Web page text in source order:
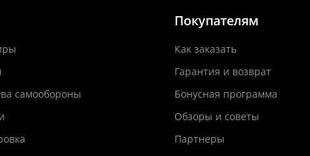
самообороны
Покупателям
Как заказать
Гарантия и возврат
Бонусная программа
Обзоры и советы
Партнеры